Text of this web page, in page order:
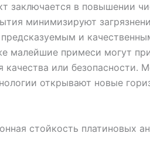
заключается в повышении
минимизируют
и
малейшие примеси могут
качества или безопасности.
открывают новые
стойкость платиновых